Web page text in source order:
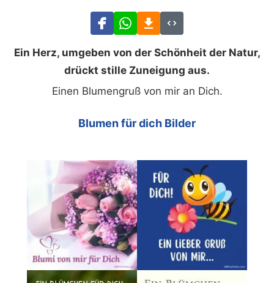
Ein Herz, umgeben von der Schönheit der Natur,
drückt stille Zuneigung aus.
Einen Blumengruß von mir an Dich.
Blumen für dich Bilder